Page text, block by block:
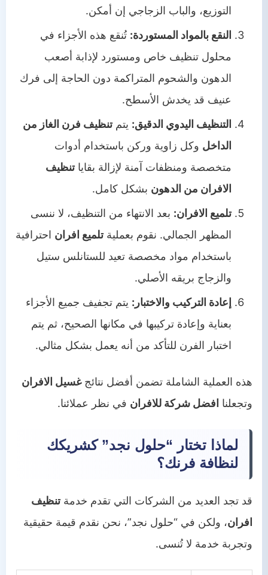
التوزيع، والباب الزجاجي إن أمكن.
النقع بالمواد المستوردة: تُنقع هذه الأجزاء في
محلول تنظيف خاص ومستورد لإذابة أصعب
الدهون والشحوم المتراكمة دون الحاجة إلى فرك
عنيف قد يخدش الأسطح.
التنظيف اليدوي الدقيق: يتمتنظيف فرن الغاز من
الداخل وكل زاوية وركن باستخدام أدوات
متخصصة ومنظفات آمنة لإزالة بقاياتنظيف
الافران من الدهون بشكل كامل.
تلميع الافران: بعد الانتهاء من التنظيف، لا ننسى
المظهر الجمالي. نقوم بعمليةتلميع افران احترافية
باستخدام مواد مخصصة تعيد للستانلس ستيل
والزجاج بريقه الأصلي.
إعادة التركيب والاختبار: يتم تجفيف جميع الأجزاء
بعناية وإعادة تركيبها في مكانها الصحيح، ثم يتم
اختبار الفرن للتأكد من أنه يعمل بشكل مثالي.
هذه العملية الشاملة تضمن أفضل نتائجغسيل الافران
وتجعلنا افضل شركة للافران في نظر عملائنا.
لماذا تختار “حلول نجد” كشريكك
لنظافة فرنك؟
قد تجد العديد من الشركات التي تقدم خدمةتنظيف
افران، ولكن في “حلول نجد”، نحن نقدم قيمة حقيقية
وتجربة خدمة لا تُنسى.